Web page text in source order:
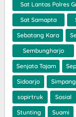
Sat Lantas Polres
Sat Samapta
Sebatang Kara
Sembungharjo
Senjata Tajam
Sidoarjo
sopirtruk Sosial
Stunting Suami